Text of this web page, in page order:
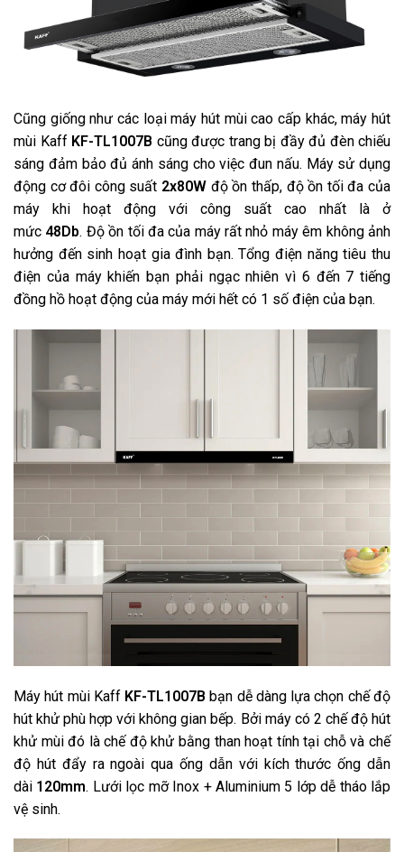
Cũng giống như các loại máy hút mùi cao cấp khác, máy hút
mùi KaffKF-TL1007B cũng được trang bị đầy đủ đèn chiếu
sáng đảm bảo đủ ánh sáng cho việc đun nấu. Máy sử dụng
động cơ đôi công suất 2x80W độ ồn thấp, độ ồn tối đa của
máy khi hoạt động với công suất cao nhất là ở
mức 48Db. Độ ồn tối đa của máy rất nhỏ máy êm không ảnh
hưởng đến sinh hoạt gia đình bạn. Tổng điện năng tiêu thu
điện của máy khiến bạn phải ngạc nhiên vì 6 đến 7 tiếng
đồng hồ hoạt động của máy mới hết có 1 số điện của bạn.
Máy hút mùi Kaff KF-TL1007B bạn dễ dàng lựa chọn chế độ
hút khử phù hợp với không gian bếp. Bởi máy có 2 chế độ hút
khử mùi đó là chế độ khử bằng than hoạt tính tại chỗ và chế
độ hút đẩy ra ngoài qua ống dẫn với kích thước ống dẫn
dài 120mm. Lưới lọc mỡ Inox + Aluminium 5 lớp dễ tháo lắp
vệ sinh.